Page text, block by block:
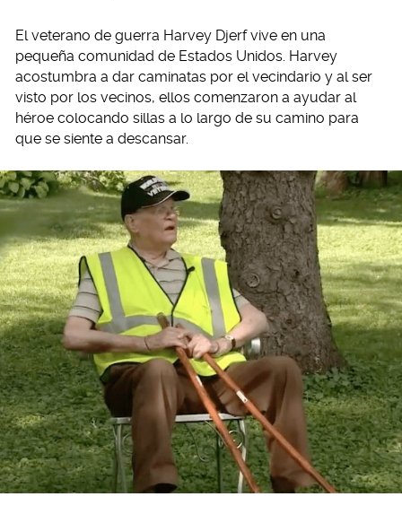
El veterano de guerra Harvey Djerf vive en una
pequeña comunidad de Estados Unidos. Harvey
acostumbra a dar caminatas por el vecindario y al ser
visto por los vecinos, ellos comenzaron a ayudar al
héroe colocando sillas a lo largo de su camino para
que se siente a descansar.